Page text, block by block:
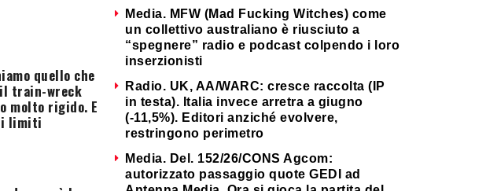
quello che
train-wreck
molto rigido. E
limiti
Media. MFW (Mad Fucking Witches) come
un collettivo australiano è riusciuto a
“spegnere” radio e podcast colpendo i loro
inserzionisti
Radio. UK, AA/WARC: cresce raccolta (IP
in testa). Italia invece arretra a giugno
(-11,5%). Editori anziché evolvere,
restringono perimetro
Media. Del. 152/26/CONS Agcom:
autorizzato passaggio quote GEDI ad